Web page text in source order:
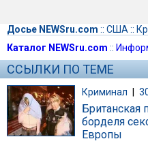
Досье NEWSru.com :: США ::
Каталог NEWSru.com ::
ССЫЛКИ ПО ТЕМЕ
Криминал |
Британская
борделя
Европы